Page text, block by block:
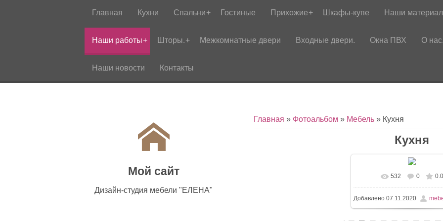
Главная Кухни Спальни Гостиные Прихожие Шкафы-купе Наши
Наши работы Шторы. Межкомнатные двери Входные двери. Окна ПВХ О нас.
Наши новости Контакты
Мой сайт
Дизайн-студия мебели "ЕЛЕНА"
Главная » Фотоальбом » Мебель» Кухня
Кухня
532 0 0.0
Добавлено 07.11.2020